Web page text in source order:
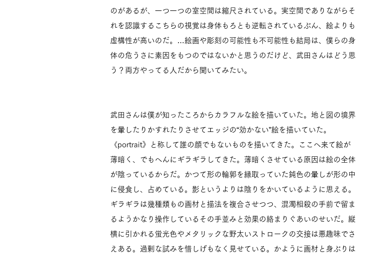
のがあるが、一つ一つの室空間は縮尺されている。実空間でありながらそ
れを認識するこちらの視覚は身体もろとも逆転されているぶん、絵よりも
虚構性が高いのだ。…絵画や彫刻の可能性も不可能性も結局は、僕らの身
体の危うさに素因をもつのではないかと思うのだけど、武田さんはどう思
う？両方やってる人だから聞いてみたい。
武田さんは僕が知ったころからカラフルな絵を描いていた。地と図の境界
を暈したりかすれたりさせてエッジの“効かない”絵を描いていた。
《portrait》と称して誰の顔でもないものを描いてきた。ここへ来て絵が
薄暗く、でもへんにギラギラしてきた。薄暗くさせている原因は絵の全体
が陰っているからだ。かつて形の輪郭を縁取っていた鈍色の暈しが形の中
に侵食し、占めている。影というよりは陰りをかいているように思える。
ギラギラは幾種類もの画材と描法を複合させつつ、混濁相殺の手前で留ま
るようかなり操作しているその手並みと効果の絡まりぐあいのせいだ。縦
横に引かれる蛍光色やメタリックな野太いストロークの交接は悪趣味でさ
えある。過剰な試みを惜しげもなく見せている。かように画材と身ぶりは